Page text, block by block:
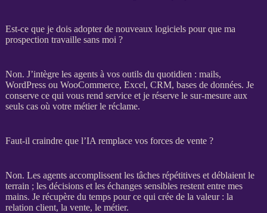
Est-ce que je dois adopter de nouveaux logiciels pour que ma
prospection travaille sans moi ?
Non. J’intègre les agentsà vos outils du quotidien : mails,
WordPressou WooCommerce, Excel, CRM, bases de données. Je
conserve ce qui vous rend service et je réserve le sur-mesure aux
seuls cas où votre métier le réclame.
Faut-il craindre que l’IA remplace vos forces de vente ?
Non. Les agentsaccomplissent les tâches répétitives et déblaient le
terrain ; les décisions et les échanges sensibles restent entre mes
mains. Je récupère du temps pour ce qui crée de la valeur : la
relation client, la vente, le métier.